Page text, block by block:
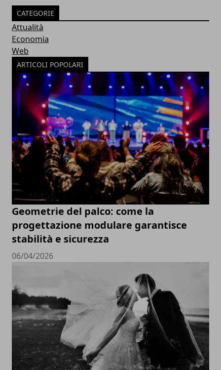
CATEGORIE
Attualità
Economia
Web
ARTICOLI POPOLARI
Geometrie del palco: come la
progettazione modulare garantisce
stabilità e sicurezza
06/04/2026